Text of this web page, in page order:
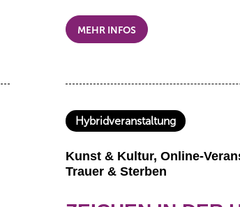
MEHR INFOS
Hybridveranstaltung
Kunst & Kultur, Online-
Trauer & Sterben